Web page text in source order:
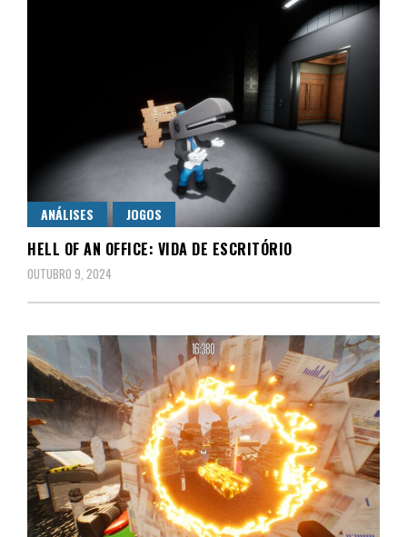
ANÁLISES JOGOS
HELL OF AN OFFICE: VIDA DE ESCRITÓRIO
OUTUBRO 9, 2024